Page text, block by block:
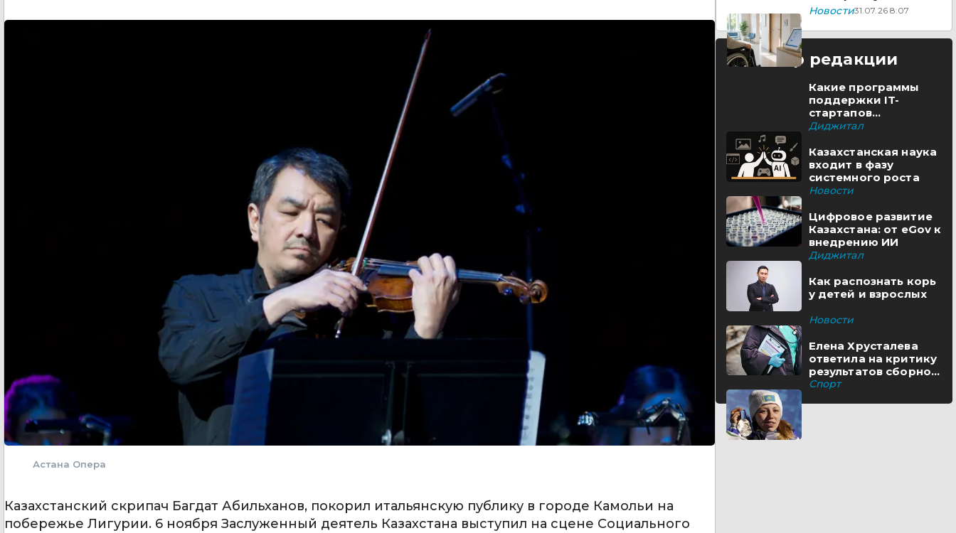
Астана Опера
Казахстанский скрипач Багдат Абильханов, покорил итальянскую публику в городе Камольи на
побережье Лигурии. 6 ноября Заслуженный деятель Казахстана выступил на сцене Социального
очередь для
медико-социальной
Новости31.07.26 8:07
Выбор редакции
Какие программы
поддержки IT-
стартапов
реализуются в
Диджитал
Казахстанская наука
входит в фазу
системного роста
Новости
Цифровое развитие
Казахстана: от eGov к
внедрению ИИ
Диджитал
Как распознать корь
у детей и взрослых
Новости
Елена Хрусталева
ответила на критику
результатов сборной
Казахстана
Спорт